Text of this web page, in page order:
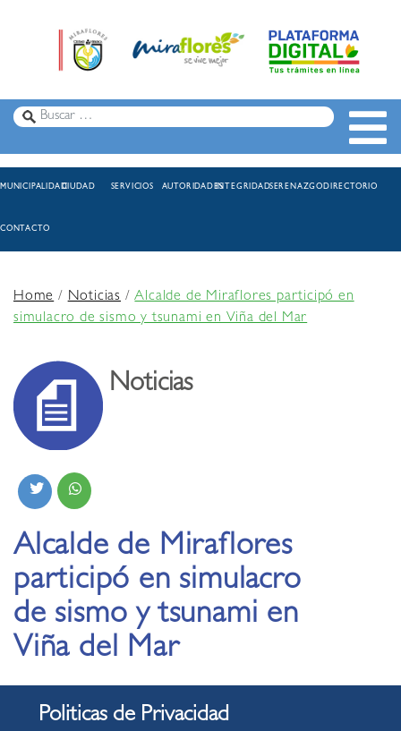
MUNICIPALIDADCIUDAD SERVICIOS AUTORIDADESINTEGRIDADSERENAZGODIRECTORIO
CONTACTO
Home/Noticias /Alcalde de Miraflores participó en
simulacro de sismo y tsunami en Viña del Mar
Noticias
Alcalde de Miraflores
participó en simulacro
de sismo y tsunami en
Viña del Mar
05.09.2019